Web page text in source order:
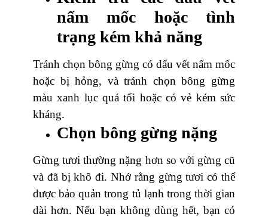
nấm mốc hoặc tình
trạng kém khả năng
Tránh chọn bông gừng có dấu vết nấm mốc
hoặc bị hỏng, và tránh chọn bông gừng
màu xanh lục quá tối hoặc có vẻ kém sức
kháng.
Chọn bông gừng nặng
Gừng tươi thường nặng hơn so với gừng cũ
và đã bị khô đi. Nhớ rằng gừng tươi có thể
được bảo quản trong tủ lạnh trong thời gian
dài hơn. Nếu bạn không dùng hết, bạn có